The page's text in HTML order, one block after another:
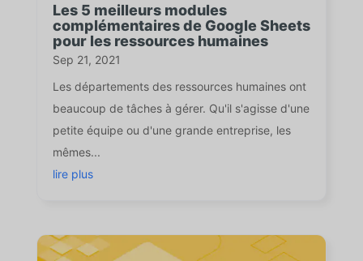
Les 5 meilleurs modules
complémentaires de Google Sheets
pour les ressources humaines
Sep 21, 2021
Les départements des ressources humaines ont
beaucoup de tâches à gérer. Qu'il s'agisse d'une
petite équipe ou d'une grande entreprise, les
mêmes...
lire plus